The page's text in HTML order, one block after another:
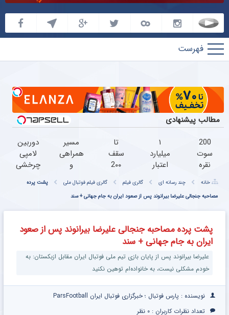
پارس
فوتبال
مطالب پیشنهادی
200
سوت
نقره
گرمی
به
شما؛
نام
کن
۱
میلیارد
اعتبار
طلا |
بدون
ضامن
تا
سقف
2۰۰
تومان
اعتبار
خرید
نقره
مسیر
همراهی
و
عملکرد
گروه
اسنپ
دوربین
لامپی
چرخشی
درجه
امروز
شد
درب
خانه چند رسانه ای گالری فیلم گالری فیلم فوتبال ملی
پشت پرده
مصاحبه جنجالی علیرضا بیرانوند پس از صعود ایران به جام جهانی + سند
پشت پرده مصاحبه جنجالی علیرضا بیرانوند پس از صعود
ایران به جام جهانی + سند
علیرضا بیرانوند پس از پایان بازی تیم ملی فوتبال ایران مقابل ازبکستان: به
خودم مشکلی نیست، به خانواده‌ام توهین نکنید
نویسنده : پارس فوتبال ؛ خبرگزاری فوتبال ایران ParsFootball
تعداد نظرات کاربران : ۰ نظر